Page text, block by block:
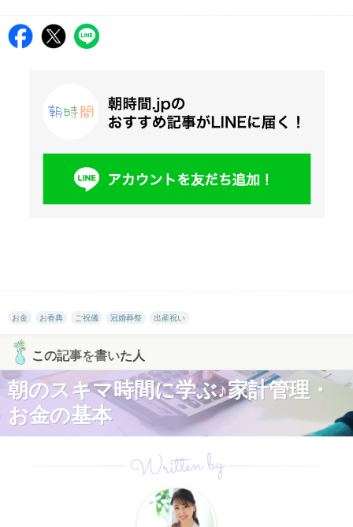
お金 お香典 ご祝儀 冠婚葬祭 出産祝い
この記事を書いた人
朝のスキマ時間に学ぶ♪家計管理・
お金の基本
Written by